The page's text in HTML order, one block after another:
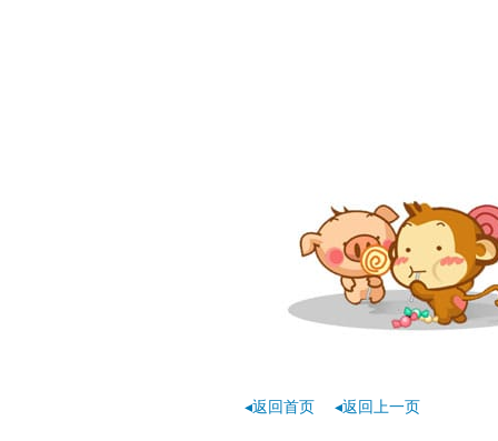
◂返回首页 ◂返回上一页